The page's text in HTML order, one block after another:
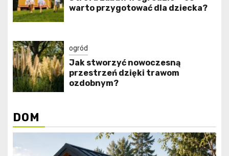
warto przygotować dla dziecka?
ogród
Jak stworzyć nowoczesną
przestrzeń dzięki trawom
ozdobnym?
DOM